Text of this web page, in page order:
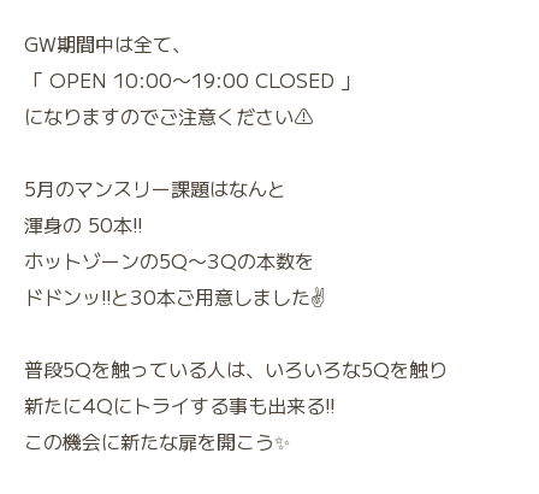
GW期間中は全て、
「 OPEN 10:00〜19:00 CLOSED 」
になりますのでご注意ください⚠️
5月のマンスリー課題はなんと
渾身の 50本‼️
ホットゾーンの5Q〜3Qの本数を
ドドンッ‼️と30本ご用意しました✌️
普段5Qを触っている人は、いろいろな5Qを触り
新たに4Qにトライする事も出来る‼️
この機会に新たな扉を開こう✨